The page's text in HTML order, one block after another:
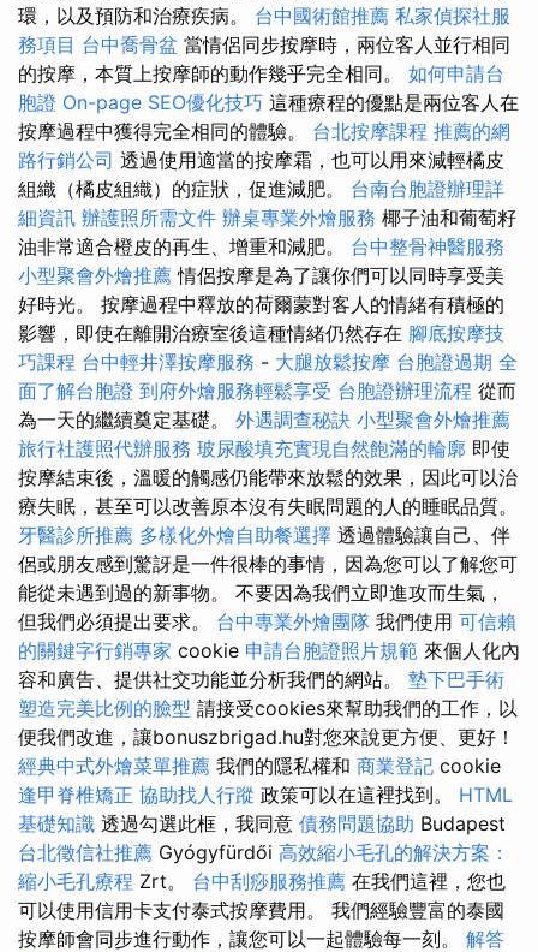
環，以及預防和治療疾病。 台中國術館推薦 私家偵探社服
務項目 台中喬骨盆 當情侶同步按摩時，兩位客人並行相同
的按摩，本質上按摩師的動作幾乎完全相同。 如何申請台
胞證 On-page SEO優化技巧 這種療程的優點是兩位客人在
按摩過程中獲得完全相同的體驗。 台北按摩課程 推薦的網
路行銷公司 透過使用適當的按摩霜，也可以用來減輕橘皮
組織（橘皮組織）的症狀，促進減肥。 台南台胞證辦理詳
細資訊 辦護照所需文件 辦桌專業外燴服務 椰子油和葡萄籽
油非常適合橙皮的再生、增重和減肥。 台中整骨神醫服務
小型聚會外燴推薦 情侶按摩是為了讓你們可以同時享受美
好時光。 按摩過程中釋放的荷爾蒙對客人的情緒有積極的
影響，即使在離開治療室後這種情緒仍然存在 腳底按摩技
巧課程 台中輕井澤按摩服務 - 大腿放鬆按摩 台胞證過期 全
面了解台胞證 到府外燴服務輕鬆享受 台胞證辦理流程 從而
為一天的繼續奠定基礎。 外遇調查秘訣 小型聚會外燴推薦
旅行社護照代辦服務 玻尿酸填充實現自然飽滿的輪廓 即使
按摩結束後，溫暖的觸感仍能帶來放鬆的效果，因此可以治
療失眠，甚至可以改善原本沒有失眠問題的人的睡眠品質。
牙醫診所推薦 多樣化外燴自助餐選擇 透過體驗讓自己、伴
侶或朋友感到驚訝是一件很棒的事情，因為您可以了解您可
能從未遇到過的新事物。 不要因為我們立即進攻而生氣，
但我們必須提出要求。 台中專業外燴團隊 我們使用 可信賴
的關鍵字行銷專家 cookie 申請台胞證照片規範 來個人化內
容和廣告、提供社交功能並分析我們的網站。 墊下巴手術
塑造完美比例的臉型 請接受cookies來幫助我們的工作，以
便我們改進，讓bonuszbrigad.hu對您來說更方便、更好！
經典中式外燴菜單推薦 我們的隱私權和 商業登記 cookie
逢甲脊椎矯正 協助找人行蹤 政策可以在這裡找到。 HTML
基礎知識 透過勾選此框，我同意 債務問題協助 Budapest
台北徵信社推薦 Gyógyfürdői 高效縮小毛孔的解決方案：
縮小毛孔療程 Zrt。 台中刮痧服務推薦 在我們這裡，您也
可以使用信用卡支付泰式按摩費用。 我們經驗豐富的泰國
按摩師會同步進行動作，讓您可以一起體驗每一刻。 解答